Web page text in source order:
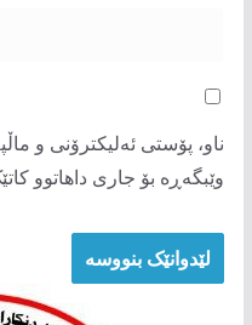
ناو، پۆستی ئەلیکترۆنی و
وێبگەڕە بۆ جاری داهاتوو